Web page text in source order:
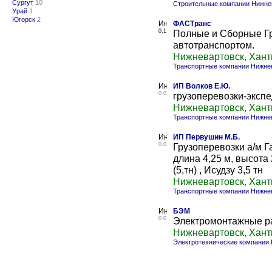
Сургут 10
Урай 1
Югорск 2
Строительные компании
0.1
ФАСТранс
Полные и Сборные
автотранспортом.
Нижневартовск,
Транспортные компании
0.0
ИП Волков Е.Ю.
грузоперевозки-
Нижневартовск,
Транспортные компании
0.0
ИП Первушин М.Б.
Грузоперевозки а/м
длина 4,25 м, высота
(5,тн) , Исудзу 3,5 тн
Нижневартовск,
Транспортные компании
0.0
БЭМ
Электромонтажные
Нижневартовск,
Электротехнические компании